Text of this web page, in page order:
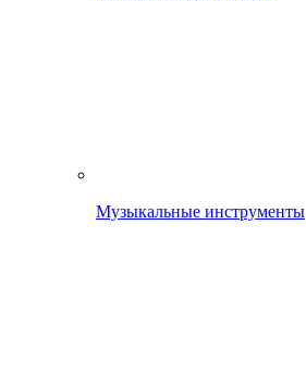
Музыкальные инструменты